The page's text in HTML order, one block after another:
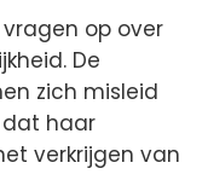
op over
De
zich misleid
dat haar
verkrijgen van